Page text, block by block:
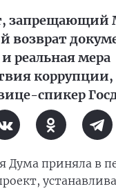
возврат
и реальная мера
коррупции,
спикер
Дума приняла в